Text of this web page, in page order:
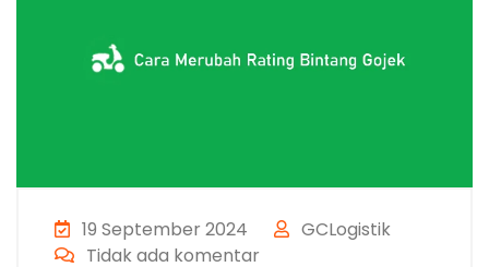
19 September 2024
GCLogistik
Tidak ada komentar